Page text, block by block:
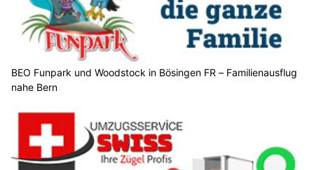
BEO Funpark und Woodstock in Bösingen FR – Familienausflug
nahe Bern